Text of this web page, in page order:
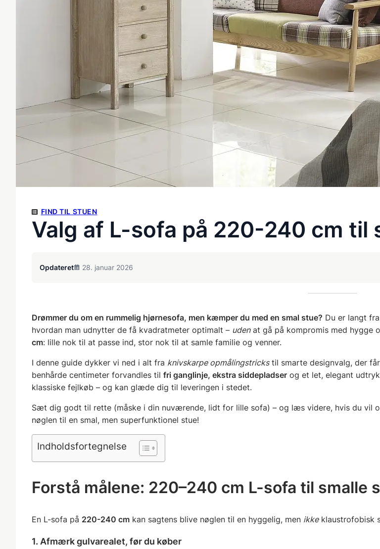
FIND TIL STUEN
Valg af L-sofa på 220-240 cm til
Opdateret 28. januar 2026
Drømmer du om en rummelig hjørnesofa, men kæmper du med en smal stue? Du er langt
hvordan man udnytter de få kvadratmeter optimalt – udenat gå på kompromis med hygge
cm: lille nok til at passe ind, stor nok til at samle familie og venner.
I denne guide dykker vi ned i alt fra knivskarpe opmålings­trickstil smarte designvalg, der
benhårde centimeter forvandles til fri ganglinje, ekstra siddepladser og et let, elegant
klassiske fejlkøb – og kan glæde dig til leveringen i stedet.
Sæt dig godt til rette (måske i din nuværende, lidt for lille sofa) – og læs videre, hvis du vil
nøglen til en smal, men superfunktionel stue!
Indholdsfortegnelse
Forstå målene: 220–240 cm L-sofa til smalle
En L-sofa på 220-240 cm kan sagtens blive nøglen til en hyggelig, men ikkeklaustrofobisk
1. Afmærk gulvarealet, før du køber